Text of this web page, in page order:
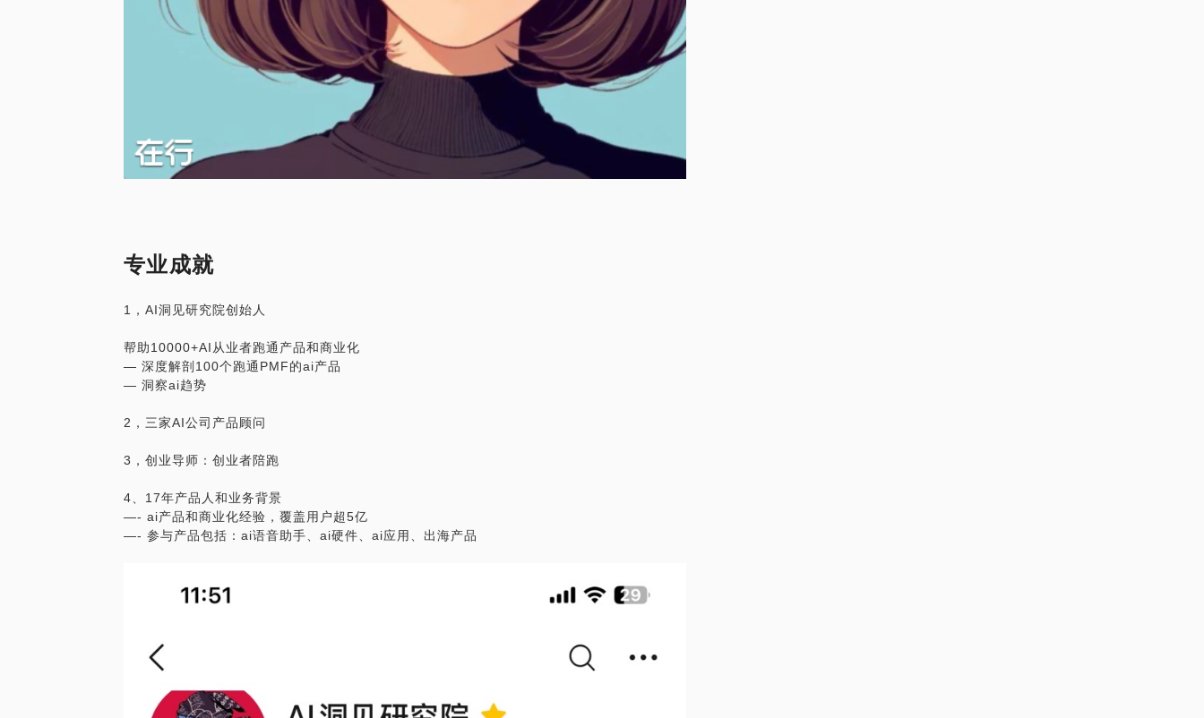
专业成就
1，AI洞见研究院创始人
帮助10000+AI从业者跑通产品和商业化
— 深度解剖100个跑通PMF的ai产品
— 洞察ai趋势
2，三家AI公司产品顾问
3，创业导师：创业者陪跑
4、17年产品人和业务背景
—- ai产品和商业化经验，覆盖用户超5亿
—- 参与产品包括：ai语音助手、ai硬件、ai应用、出海产品